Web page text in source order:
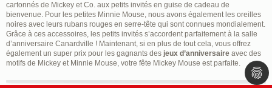
cartonnés de Mickey et Co. aux petits invités en guise de cadeau de
bienvenue. Pour les petites Minnie Mouse, nous avons également les oreilles
noires avec leurs rubans rouges en serre-tête qui sont connues mondialement.
Grâce à ces accessoires, les petits invités s’accordent parfaitement à la salle
d’anniversaire Canardville ! Maintenant, si en plus de tout cela, vous offrez
également un super prix pour les gagnants des jeux d’anniversaire avec des
motifs de Mickey et Minnie Mouse, votre fête Mickey Mouse est parfaite.